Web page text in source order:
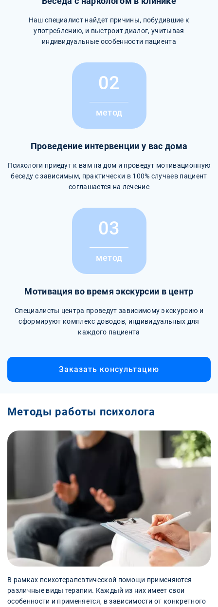
Наш специалист найдет причины, побудившие к
употреблению, и выстроит диалог, учитывая
индивидуальные особенности пациента
02
метод
Проведение интервенции у вас дома
Психологи приедут к вам на дом и проведут мотивационную
беседу с зависимым, практически в 100% случаев пациент
соглашается на лечение
03
метод
Мотивация во время экскурсии в центр
Специалисты центра проведут зависимому экскурсию и
сформируют комплекс доводов, индивидуальных для
каждого пациента
Заказать консультацию
Методы работы психолога
В рамках психотерапевтической помощи применяются
различные виды терапии. Каждый из них имеет свои
особенности и применяется, в зависимости от конкретного